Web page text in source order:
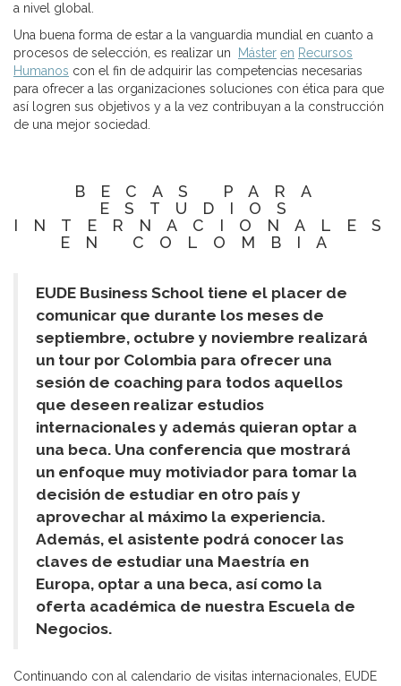
a nivel global.
Una buena forma de estar a la vanguardia mundial en cuanto a
procesos de selección, es realizar un
Máster en Recursos
Humanos con el fin de adquirir las competencias necesarias
para ofrecer a las organizaciones soluciones con ética para que
así logren sus objetivos y a la vez contribuyan a la construcción
de una mejor sociedad.
BECAS PARA
ESTUDIOS
INTERNACIONALES
EN COLOMBIA
EUDE Business School tiene el placer de
comunicar que durante los meses de
septiembre, octubre y noviembre realizará
un tour por Colombia para ofrecer una
sesión de coaching para todos aquellos
que deseen realizar estudios
internacionales y además quieran optar a
una beca. Una conferencia que mostrará
un enfoque muy motiviador para tomar la
decisión de estudiar en otro país y
aprovechar al máximo la experiencia.
Además, el asistente podrá conocer las
claves de estudiar una Maestría en
Europa, optar a una beca, así como la
oferta académica de nuestra Escuela de
Negocios.
Continuando con al calendario de visitas internacionales, EUDE